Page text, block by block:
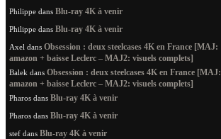
Philippe dans Blu-ray 4K à venir
Philippe dans Blu-ray 4K à venir
Axel dans Obsession : deux steelcases 4K en France [MAJ:
amazon + baisse Leclerc – MAJ2: visuels complets]
Balek dans Obsession : deux steelcases 4K en France [MAJ:
amazon + baisse Leclerc – MAJ2: visuels complets]
Pharos dans Blu-ray 4K à venir
Pharos dans Blu-ray 4K à venir
stef dans Blu-ray 4K à venir